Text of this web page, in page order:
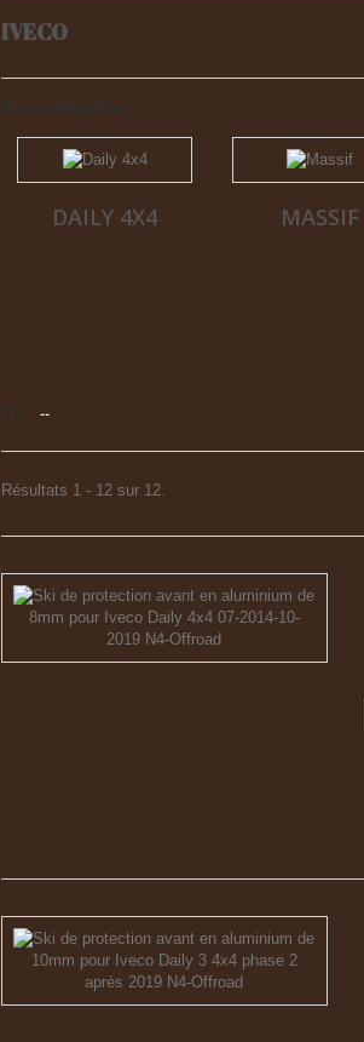
IVECO
Sous-catégories
DAILY 4X4 MASSIF
--
Résultats 1 - 12 sur 12.